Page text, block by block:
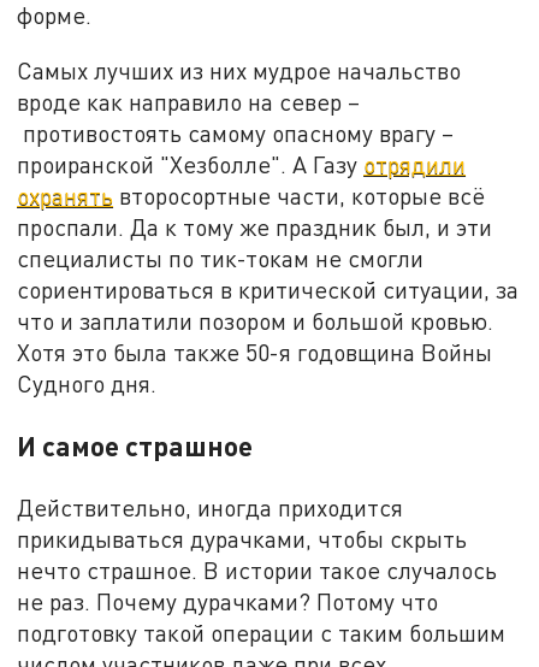
форме.
Самых лучших из них мудрое начальство
вроде как направило на север –
противостоять самому опасному врагу –
проиранской "Хезболле". А Газу отрядили
охранять второсортные части, которые всё
проспали. Да к тому же праздник был, и эти
специалисты по тик-токам не смогли
сориентироваться в критической ситуации, за
что и заплатили позором и большой кровью.
Хотя это была также 50-я годовщина Войны
Судного дня.
И самое страшное
Действительно, иногда приходится
прикидываться дурачками, чтобы скрыть
нечто страшное. В истории такое случалось
не раз. Почему дурачками? Потому что
подготовку такой операции с таким большим